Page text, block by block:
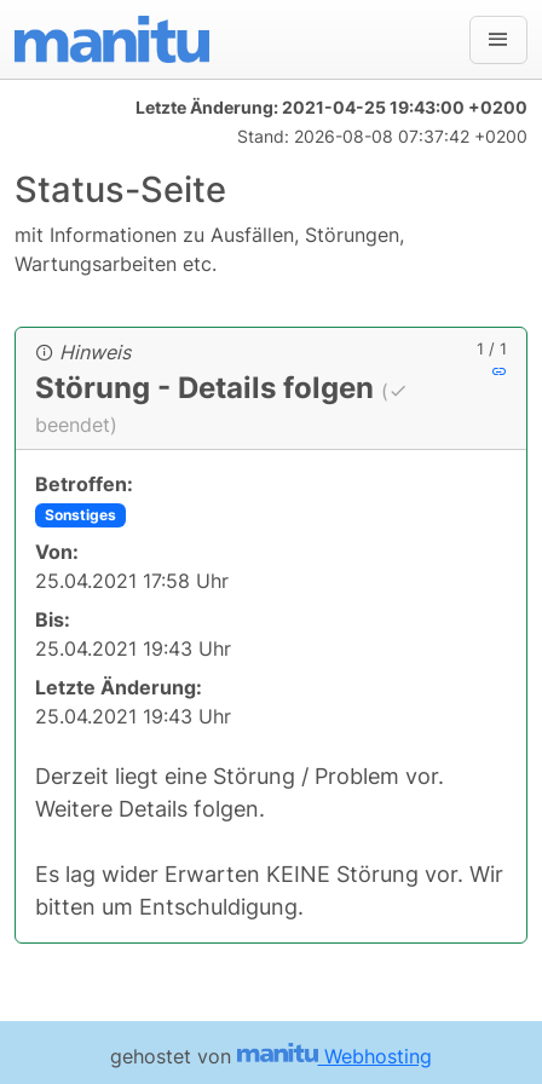
Letzte Änderung:2021-04-25 19:43:00 +0200
Stand: 2026-08-08 07:37:42 +0200
Status-Seite
mit Informationen zu Ausfällen, Störungen,
Wartungsarbeiten etc.
1 / 1
Hinweis
Störung - Details folgen (
beendet)
Betroffen:
Sonstiges
Von:
25.04.2021 17:58 Uhr
Bis:
25.04.2021 19:43 Uhr
Letzte Änderung:
25.04.2021 19:43 Uhr
Derzeit liegt eine Störung / Problem vor.
Weitere Details folgen.
Es lag wider Erwarten KEINE Störung vor. Wir
bitten um Entschuldigung.
gehostet von Webhosting